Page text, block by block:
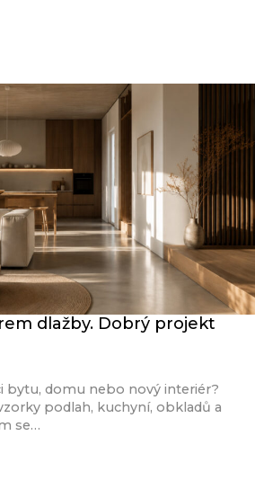
dlažby. Dobrý projekt
bytu, domu nebo nový interiér?
podlah, kuchyní, obkladů a
se…